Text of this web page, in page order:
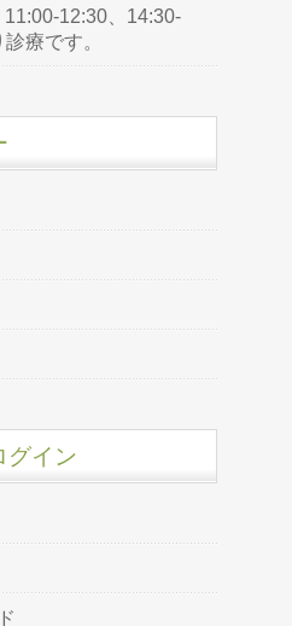
12:30、14:30-
療です。
グイン